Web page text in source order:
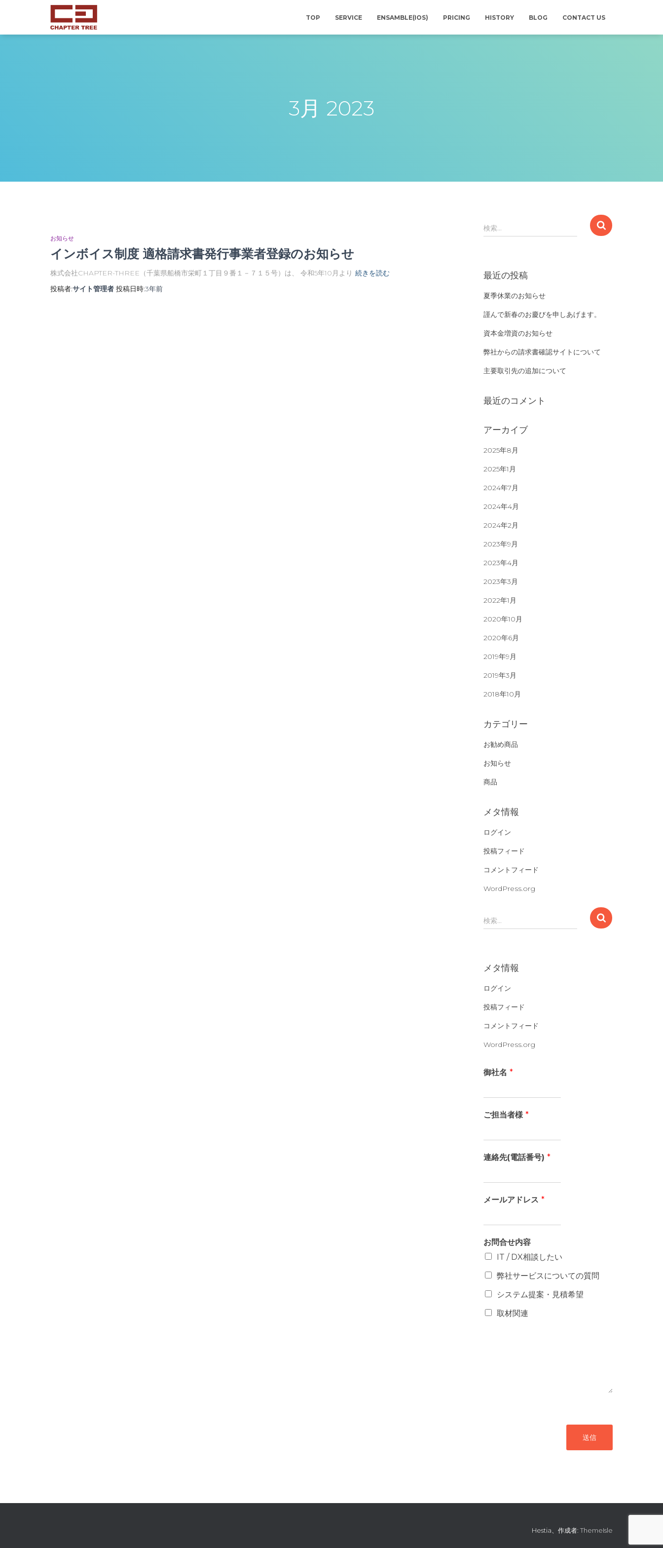
TOP SERVICE ENSAMBLE(IOS) PRICING HISTORY BLOG CONTACT US
3月 2023
お知らせ
インボイス制度 適格請求書発行事業者登録のお知らせ
株式会社CHAPTER-THREE（千葉県船橋市栄町１丁目９番１－７１５号）は、 令和5年10月より 続きを読む
投稿者:サイト管理者 投稿日時:3年前
検
索
検索…
最近の投稿
夏季休業のお知らせ
謹んで新春のお慶びを申しあげます。
資本金増資のお知らせ
弊社からの請求書確認サイトについて
主要取引先の追加について
最近のコメント
アーカイブ
2025年8月
2025年1月
2024年7月
2024年4月
2024年2月
2023年9月
2023年4月
2023年3月
2022年1月
2020年10月
2020年6月
2019年9月
2019年3月
2018年10月
カテゴリー
お勧め商品
お知らせ
商品
メタ情報
ログイン
投稿フィード
コメントフィード
WordPress.org
検
索
検索…
メタ情報
ログイン
投稿フィード
コメントフィード
WordPress.org
御社名 *
ご担当者様 *
連絡先(電話番号) *
メールアドレス *
お問合せ内容
IT / DX相談したい
弊社サービスについての質問
システム提案・見積希望
取材関連
送信
Hestia、作成者: ThemeIsle